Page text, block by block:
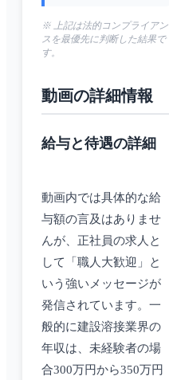
※ 上記は法的コンプライアン
スを最優先に判断した結果で
す。
動画の詳細情報
給与と待遇の詳細
動画内では具体的な給
与額の言及はありませ
んが、正社員の求人と
して「職人大歓迎」と
いう強いメッセージが
発信されています。一
般的に建設溶接業界の
年収は、未経験者の場
合300万円から350万円